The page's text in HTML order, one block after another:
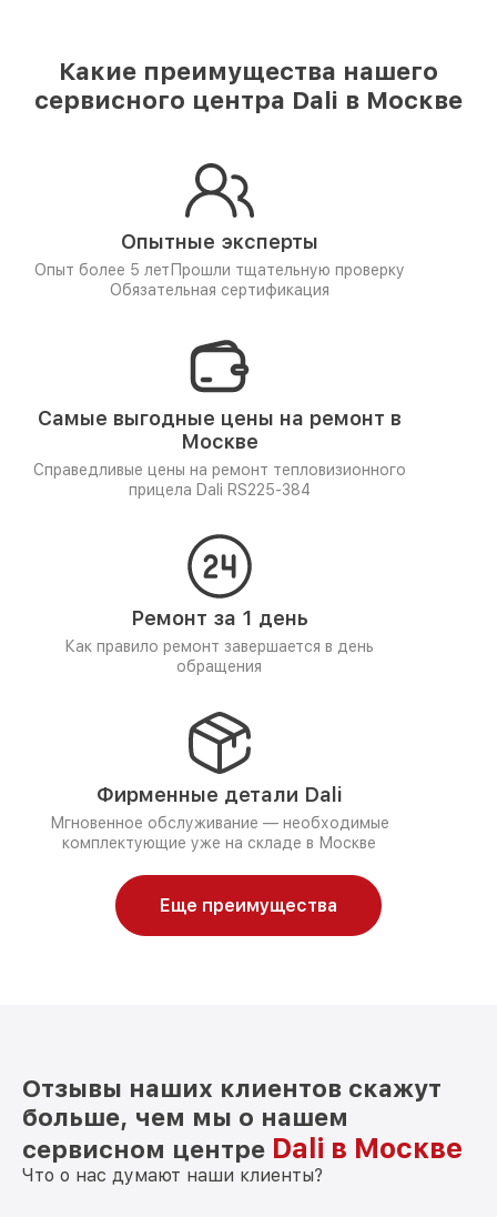
Какие преимущества нашего
сервисного центра Dali в Москве
Опытные эксперты
Опыт более 5 лет Прошли тщательную проверку
Обязательная сертификация
Самые выгодные цены на ремонт в
Москве
Справедливые цены на ремонт тепловизионного
прицела Dali RS225-384
Ремонт за 1 день
Как правило ремонт завершается в день
обращения
Фирменные детали Dali
Мгновенное обслуживание — необходимые
комплектующие уже на складе в Москве
Еще преимущества
Отзывы наших клиентов скажут
больше, чем мы о нашем
сервисном центре Dali в Москве
Что о нас думают наши клиенты?